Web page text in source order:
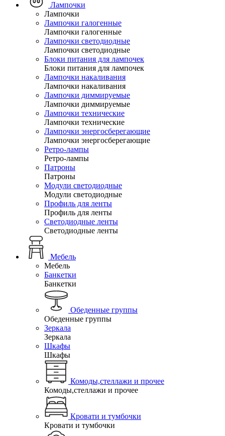
Лампочки
Лампочки
Лампочки галогенные
Лампочки галогенные
Лампочки светодиодные
Лампочки светодиодные
Блоки питания для лампочек
Блоки питания для лампочек
Лампочки накаливания
Лампочки накаливания
Лампочки диммируемые
Лампочки диммируемые
Лампочки технические
Лампочки технические
Лампочки энергосберегающие
Лампочки энергосберегающие
Ретро-лампы
Ретро-лампы
Патроны
Патроны
Модули светодиодные
Модули светодиодные
Профиль для ленты
Профиль для ленты
Светодиодные ленты
Светодиодные ленты
Мебель
Мебель
Банкетки
Банкетки
Обеденные группы
Обеденные группы
Зеркала
Зеркала
Шкафы
Шкафы
Комоды,стеллажи и прочее
Комоды,стеллажи и прочее
Кровати и тумбочки
Кровати и тумбочки